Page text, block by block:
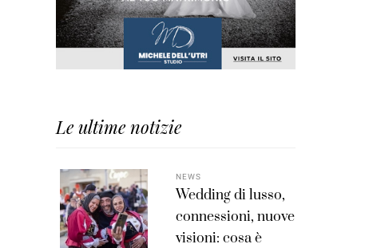
Le ultime notizie
NEWS
Wedding di lusso,
connessioni, nuove
visioni: cosa è